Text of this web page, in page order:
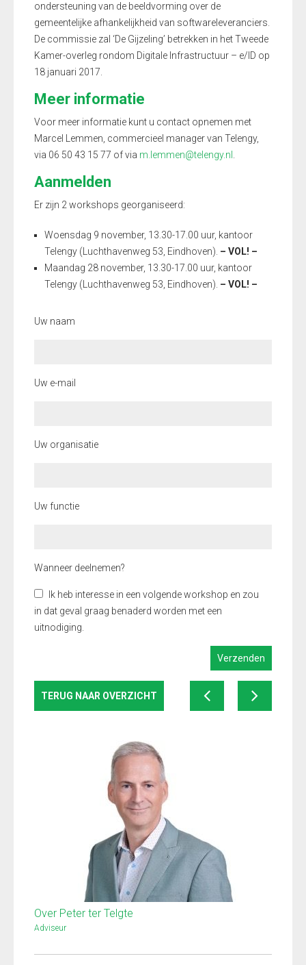
ondersteuning van de beeldvorming over de
gemeentelijke afhankelijkheid van softwareleveranciers.
De commissie zal ‘De Gijzeling’ betrekken in het Tweede
Kamer-overleg rondom Digitale Infrastructuur – e/ID op
18 januari 2017.
Meer informatie
Voor meer informatie kunt u contact opnemen met
Marcel Lemmen, commercieel manager van Telengy,
via 06 50 43 15 77 of via m.lemmen@telengy.nl
Aanmelden
Er zijn 2 workshops georganiseerd:
Woensdag 9 november, 13.30-17.00 uur, kantoor
Telengy (Luchthavenweg 53, Eindhoven). – VOL! –
Maandag 28 november, 13.30-17.00 uur, kantoor
Telengy (Luchthavenweg 53, Eindhoven). – VOL! –
Uw naam
Uw e-mail
Uw organisatie
Uw functie
Wanneer deelnemen?
Ik heb interesse in een volgende workshop en zou
in dat geval graag benaderd worden met een
uitnodiging.
TERUG NAAR OVERZICHT
Over Peter ter Telgte
Adviseur